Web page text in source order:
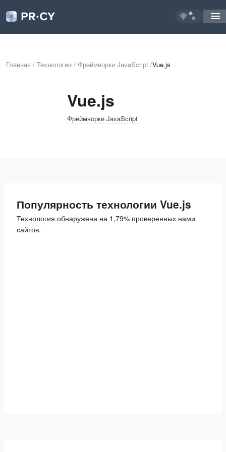
...
Главная / Технологии / Фреймворки JavaScript /Vue.js
Vue.js
Фреймворки JavaScript
Популярность технологии Vue.js
Технология обнаружена на 1,79% проверенных нами
сайтов.